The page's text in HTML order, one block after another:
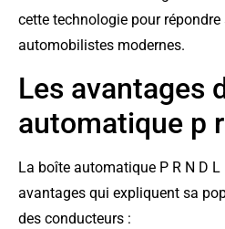
cette technologie pour
automobilistes modernes.
Les avantages
automatique p r
La boîte automatique P R N D
avantages qui expliquent sa
des conducteurs :